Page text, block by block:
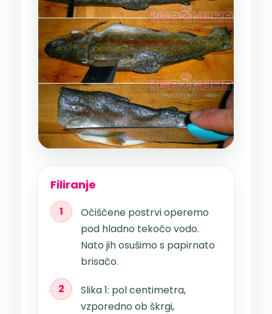
Filiranje
1
Očiščene postrvi operemo
pod hladno tekočo vodo.
Nato jih osušimo s papirnato
brisačo.
2
Slika 1: pol centimetra,
vzporedno ob škrgi,